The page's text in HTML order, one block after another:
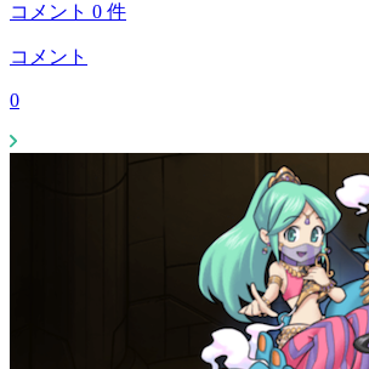
コメント 0 件
コメント
0